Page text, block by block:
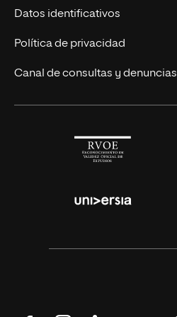
Títulos Americanos
Alianza Newman
Únete a nosotros
Actualidad
Solicita información
Datos identificativos
Política de privacidad
Canal de consultas y denuncias